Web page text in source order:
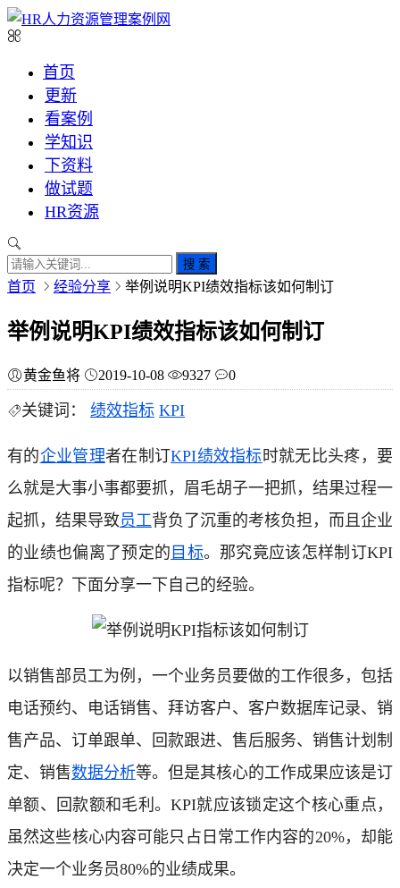
首页
更新
看案例
学知识
下资料
做试题
HR资源
搜 索
首页 经验分享 举例说明KPI绩效指标该如何制订
举例说明KPI绩效指标该如何制订
黄金鱼将 2019-10-08 9327 0
关键词： 绩效指标 KPI
有的企业管理者在制订KPI绩效指标时就无比头疼，要
么就是大事小事都要抓，眉毛胡子一把抓，结果过程一
起抓，结果导致员工背负了沉重的考核负担，而且企业
的业绩也偏离了预定的 目标。那究竟应该怎样制订KPI
指标呢？下面分享一下自己的经验。
以销售部员工为例，一个业务员要做的工作很多，包括
电话预约、电话销售、拜访客户、客户数据库记录、销
售产品、订单跟单、回款跟进、售后服务、销售计划制
定、销售数据分析等。但是其核心的工作成果应该是订
单额、回款额和毛利。KPI就应该锁定这个核心重点，
虽然这些核心内容可能只占日常工作内容的20%，却能
决定一个业务员80%的业绩成果。